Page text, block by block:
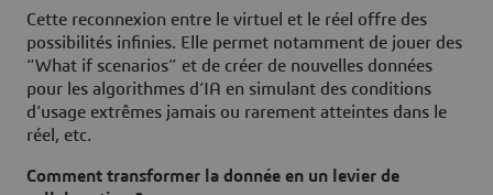
Cette reconnexion entre le virtuel et le réel offre des
possibilités infinies. Elle permet notamment de jouer des
“What if scenarios” et de créer de nouvelles données
pour les algorithmes d’IA en simulant des conditions
d’usage extrêmes jamais ou rarement atteintes dans le
réel, etc.
Comment transformer la donnée en un levier de